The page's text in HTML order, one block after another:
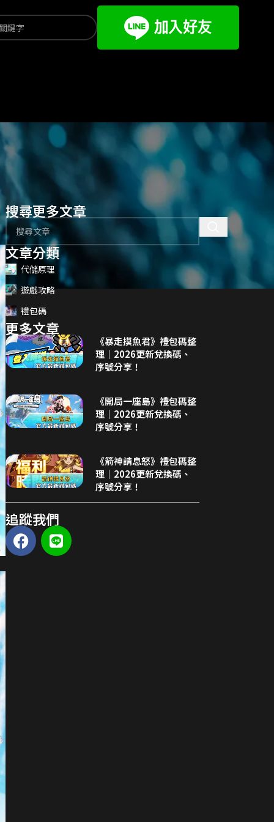
搜尋更多文章
文章分類
代儲原理
遊戲攻略
禮包碼
更多文章
《暴走摸魚君》禮包碼整
理｜2026更新兌換碼、
序號分享！
《開局一座島》禮包碼整
理｜2026更新兌換碼、
序號分享！
《箭神請息怒》禮包碼整
理｜2026更新兌換碼、
序號分享！
追蹤我們